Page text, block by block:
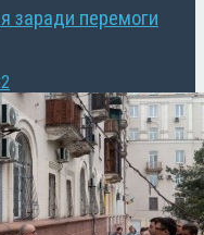
заради перемоги